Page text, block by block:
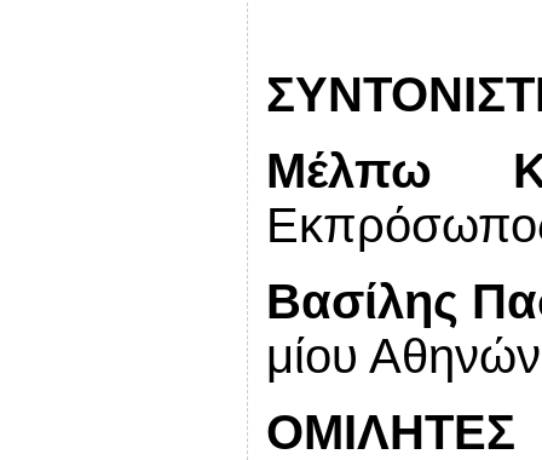
Μέλπω
Βασίλης
μίου
ΟΜΙΛΗΤΕΣ